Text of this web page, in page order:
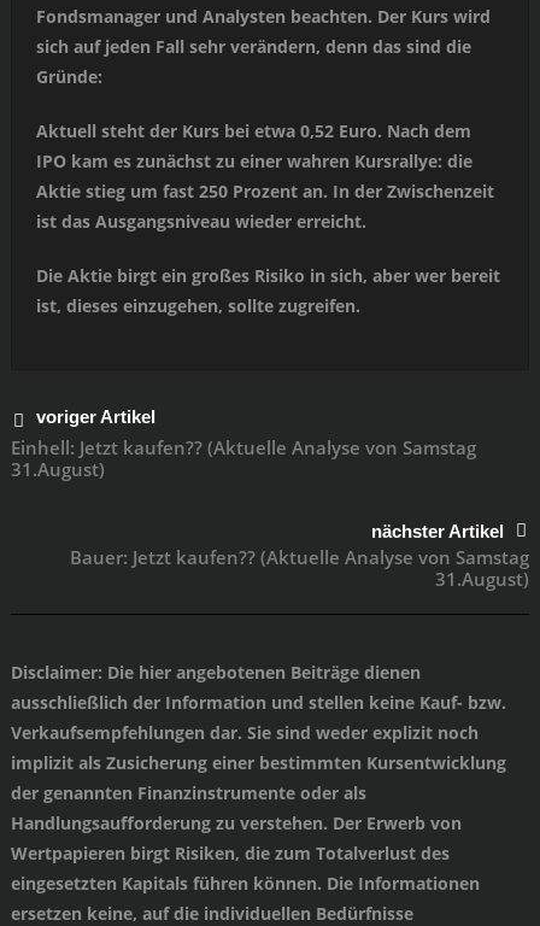
Fondsmanager und Analysten beachten. Der Kurs wird
sich auf jeden Fall sehr verändern, denn das sind die
Gründe:
Aktuell steht der Kurs bei etwa 0,52 Euro. Nach dem
IPO kam es zunächst zu einer wahren Kursrallye: die
Aktie stieg um fast 250 Prozent an. In der Zwischenzeit
ist das Ausgangsniveau wieder erreicht.
Die Aktie birgt ein großes Risiko in sich, aber wer bereit
ist, dieses einzugehen, sollte zugreifen.
voriger Artikel
Einhell: Jetzt kaufen?? (Aktuelle Analyse von Samstag
31.August)
nächster Artikel
Bauer: Jetzt kaufen?? (Aktuelle Analyse von Samstag
31.August)
Disclaimer: Die hier angebotenen Beiträge dienen
ausschließlich der Information und stellen keine Kauf- bzw.
Verkaufsempfehlungen dar. Sie sind weder explizit noch
implizit als Zusicherung einer bestimmten Kursentwicklung
der genannten Finanzinstrumente oder als
Handlungsaufforderung zu verstehen. Der Erwerb von
Wertpapieren birgt Risiken, die zum Totalverlust des
eingesetzten Kapitals führen können. Die Informationen
ersetzen keine, auf die individuellen Bedürfnisse